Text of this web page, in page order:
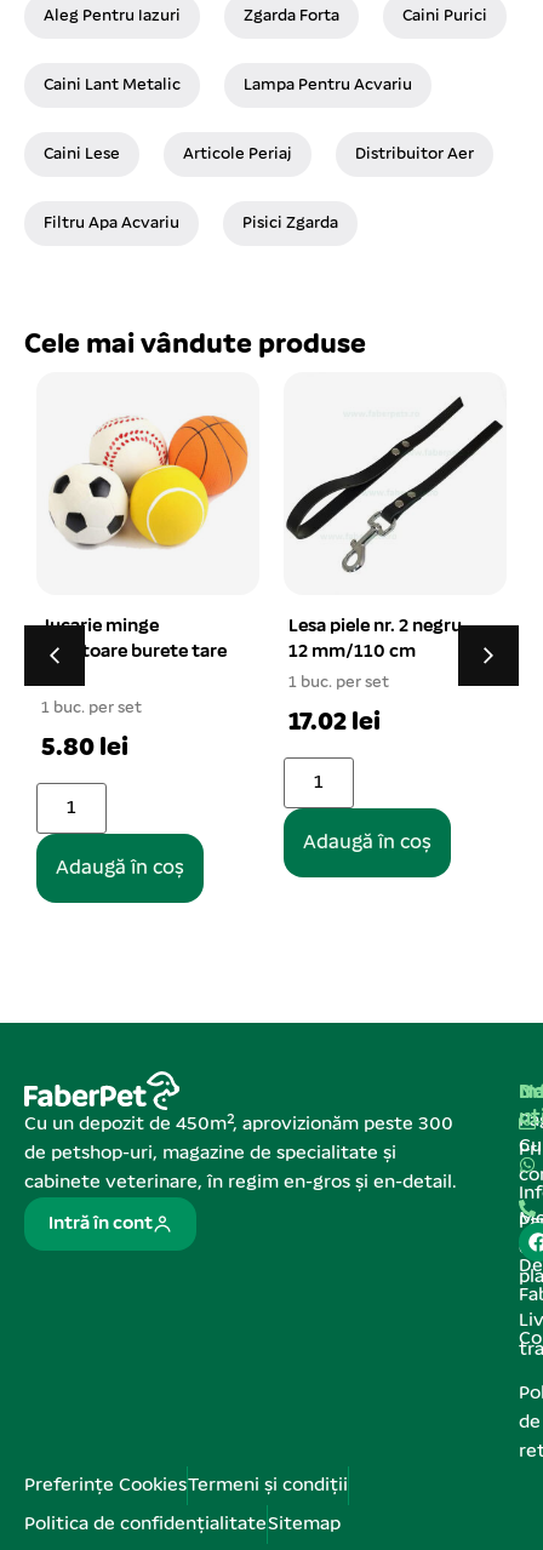
Aleg Pentru Iazuri Zgarda Forta Caini Purici
Caini Lant Metalic Lampa Pentru Acvariu
Caini Lese Articole Periaj Distribuitor Aer
Filtru Apa Acvariu Pisici Zgarda
Cele mai vândute produse
tare
Lesa piele nr. 2 negru
12 mm/110 cm
Adaugă în coș
Lesa chinga cu
ham caini 1.5*120
M 4/set
Adaugă în coș
Cu un depozit de 450m², aprovizionăm peste 300
de petshop-uri, magazine de specialitate și
cabinete veterinare, în regim en-gros și en-detail.
Intră în cont
de
de
Preferințe CookiesTermeni și condiții
Politica de confidențialitateSitemap